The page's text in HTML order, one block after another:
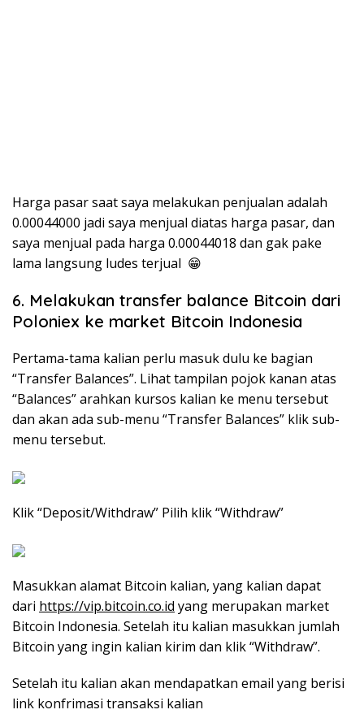
Harga pasar saat saya melakukan penjualan adalah
0.00044000 jadi saya menjual diatas harga pasar, dan
saya menjual pada harga 0.00044018 dan gak pake
lama langsung ludes terjual 😁
6. Melakukan transfer balance Bitcoin dari
Poloniex ke market Bitcoin Indonesia
Pertama-tama kalian perlu masuk dulu ke bagian
“Transfer Balances”. Lihat tampilan pojok kanan atas
“Balances” arahkan kursos kalian ke menu tersebut
dan akan ada sub-menu “Transfer Balances” klik sub-
menu tersebut.
Klik “Deposit/Withdraw” Pilih klik “Withdraw”
Masukkan alamat Bitcoin kalian, yang kalian dapat
dari https://vip.bitcoin.co.id yang merupakan market
Bitcoin Indonesia. Setelah itu kalian masukkan jumlah
Bitcoin yang ingin kalian kirim dan klik “Withdraw”.
Setelah itu kalian akan mendapatkan email yang berisi
link konfrimasi transaksi kalian